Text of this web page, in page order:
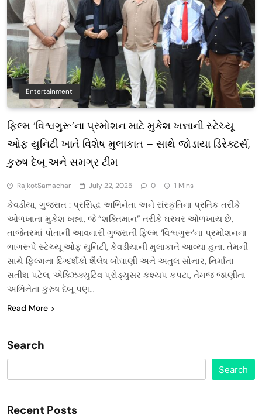
Entertainment
ફિલ્મ ‘વિશ્વગુરૂ’ના પ્રમોશન માટે મુકેશ ખન્નાની સ્ટેચ્યૂ
ઓફ યુનિટી ખાતે વિશેષ મુલાકાત – સાથે જોડાયા ડિરેક્ટર્સ,
કુરુષ દેબૂ અને સમગ્ર ટીમ
RajkotSamachar July 22, 2025 0 1 Mins
કેવડીયા, ગુજરાત : પ્રસિદ્ધ અભિનેતા અને સંસ્કૃતિના પ્રતિક તરીકે
ઓળખાતા મુકેશ ખન્ના, જે “શક્તિમાન” તરીકે ઘરઘર ઓળખાય છે,
તાજેતરમાં પોતાની આવનારી ગુજરાતી ફિલ્મ ‘વિશ્વગુરૂ’ના પ્રમોશનના
ભાગરૂપે સ્ટેચ્યૂ ઓફ યુનિટી, કેવડીયાની મુલાકાતે આવ્યા હતા. તેમની
સાથે ફિલ્મના દિગ્દર્શકો શૈલેષ બોઘાણી અને અતુલ સોનાર, નિર્માતા
સતીશ પટેલ, એક્ઝિક્યુટિવ પ્રોડ્યુસર કશ્યપ કપટા, તેમજ જાણીતા
અભિનેતા કુરુષ દેબૂ પણ…
Read More
Search
Search
Recent Posts